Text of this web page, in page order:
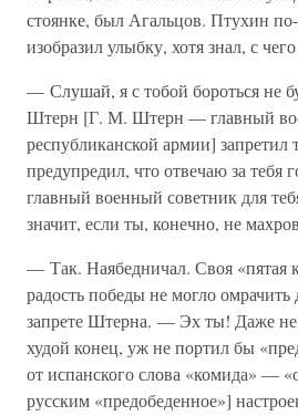
стоянке, был Агальцов. Птухин
изобразил улыбку, хотя знал, с
— Слушай, я с тобой бороться не
Штерн [Г. М. Штерн — главный
республиканской армии] запретил
предупредил, что отвечаю за тебя
главный военный советник для
значит, если ты, конечно, не
— Так. Наябедничал. Своя
радость победы не могло
запрете Штерна. — Эх ты! Даже не
худой конец, уж не портил бы
от испанского слова «комида» —
русским «предобеденное»]